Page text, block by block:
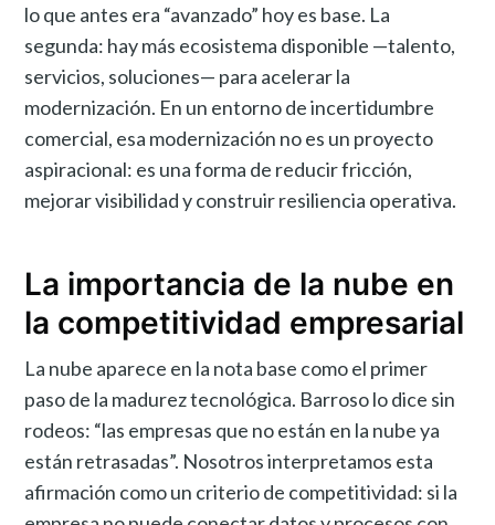
lo que antes era “avanzado” hoy es base. La
segunda: hay más ecosistema disponible —talento,
servicios, soluciones— para acelerar la
modernización. En un entorno de incertidumbre
comercial, esa modernización no es un proyecto
aspiracional: es una forma de reducir fricción,
mejorar visibilidad y construir resiliencia operativa.
La importancia de la nube en
la competitividad empresarial
La nube aparece en la nota base como el primer
paso de la madurez tecnológica. Barroso lo dice sin
rodeos: “las empresas que no están en la nube ya
están retrasadas”. Nosotros interpretamos esta
afirmación como un criterio de competitividad: si la